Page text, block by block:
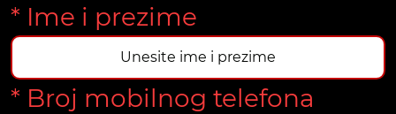
* Ime i prezime
* Broj mobilnog telefona